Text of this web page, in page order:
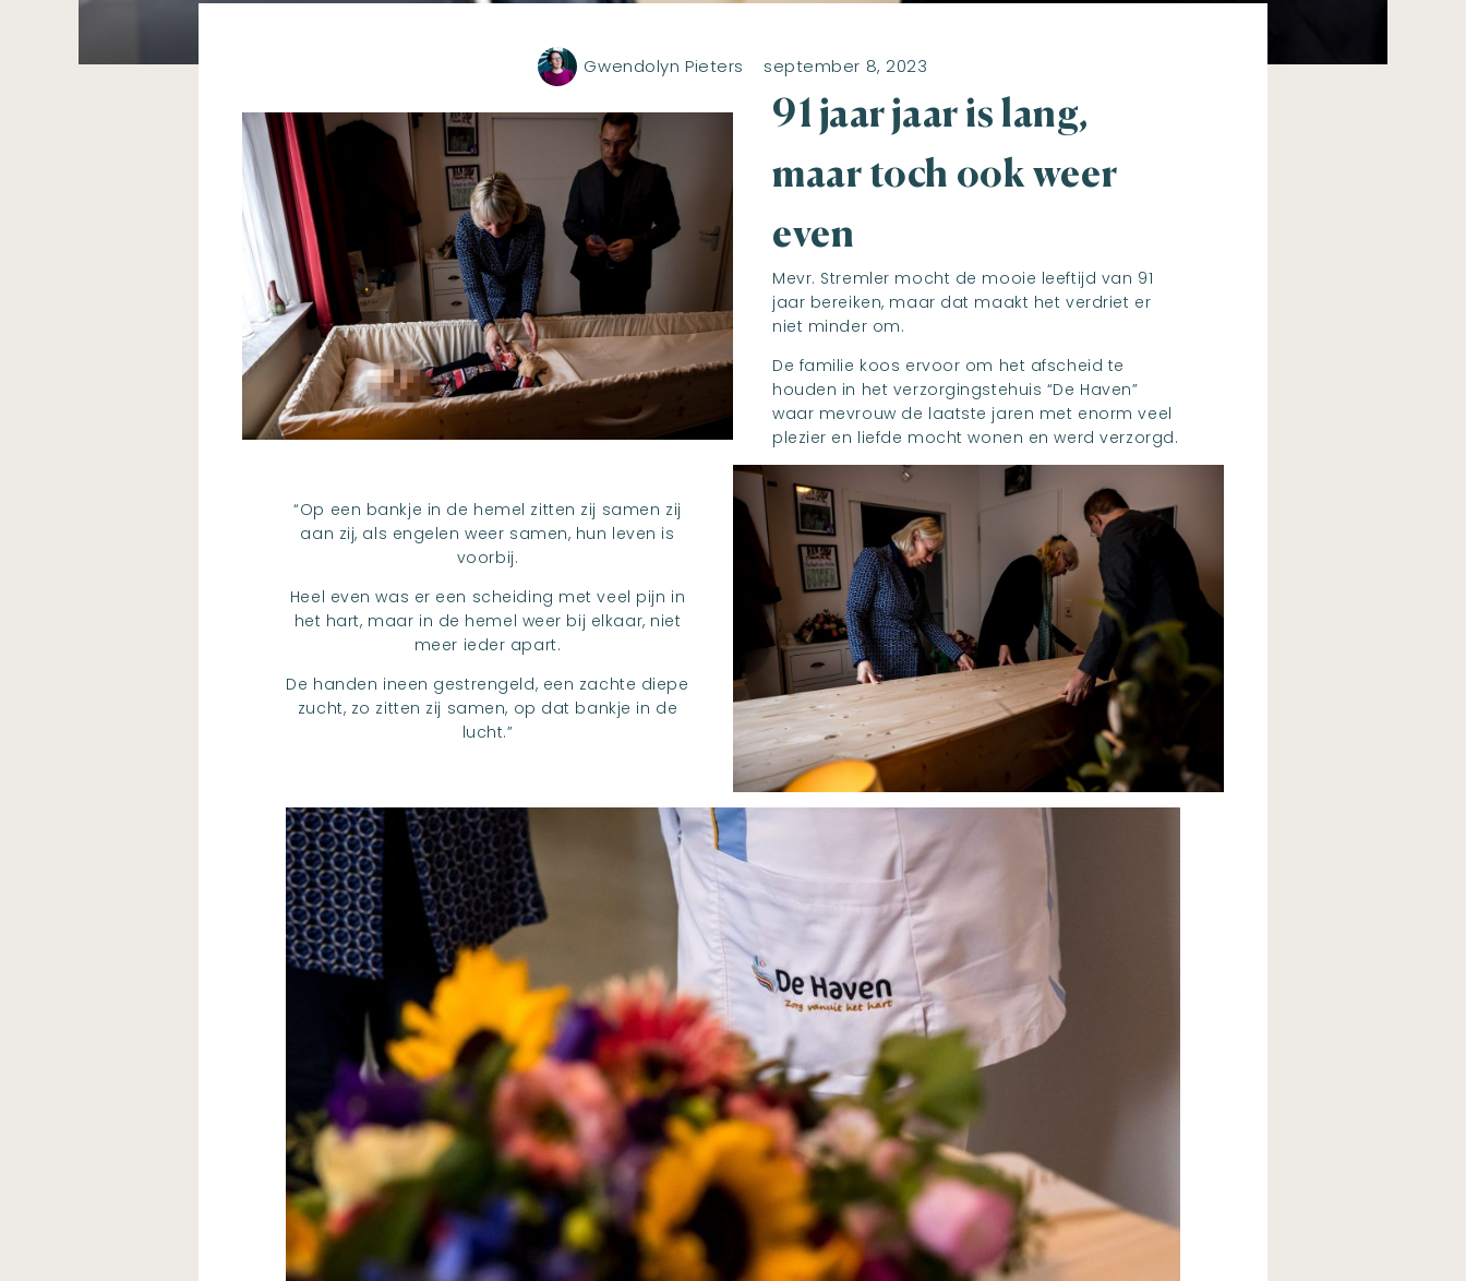
Gwendolyn Pieters september 8, 2023
91 jaar jaar is lang,
maar toch ook weer
even
Mevr. Stremler mocht de mooie leeftijd van 91
jaar bereiken, maar dat maakt het verdriet er
niet minder om.
De familie koos ervoor om het afscheid te
houden in het verzorgingstehuis “De Haven”
waar mevrouw de laatste jaren met enorm veel
plezier en liefde mocht wonen en werd verzorgd.
“Op een bankje in de hemel zitten zij samen zij
aan zij, als engelen weer samen, hun leven is
voorbij.
Heel even was er een scheiding met veel pijn in
het hart, maar in de hemel weer bij elkaar, niet
meer ieder apart.
De handen ineen gestrengeld, een zachte diepe
zucht, zo zitten zij samen, op dat bankje in de
lucht.”